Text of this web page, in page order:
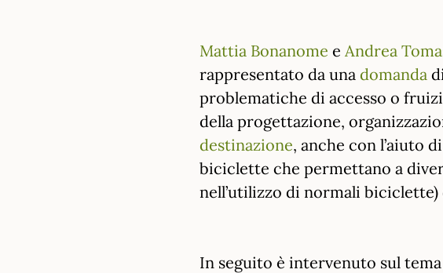
Mattia Bonanome e Andrea
rappresentato da una domanda
problematiche di accesso o
della progettazione,
destinazione, anche con l’aiuto di
biciclette che permettano a
nell’utilizzo di normali
In seguito è intervenuto sul tema